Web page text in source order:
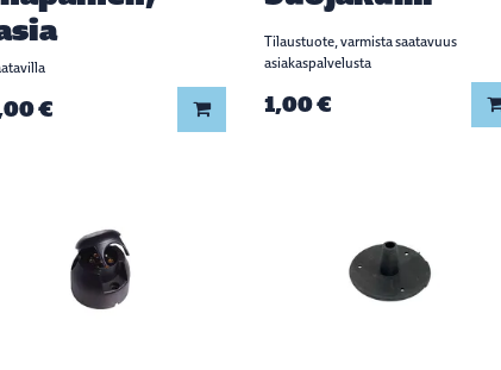
€ Lisää koriin
Tilaustuote, varmista saatavuus
asiakaspalvelusta
1,00 €